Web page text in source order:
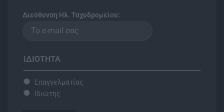
Διεύθυνση Ηλ. Ταχυδρομείου:
ΙΔΙΌΤΗΤΑ
Επαγγελματίας
Ιδιώτης